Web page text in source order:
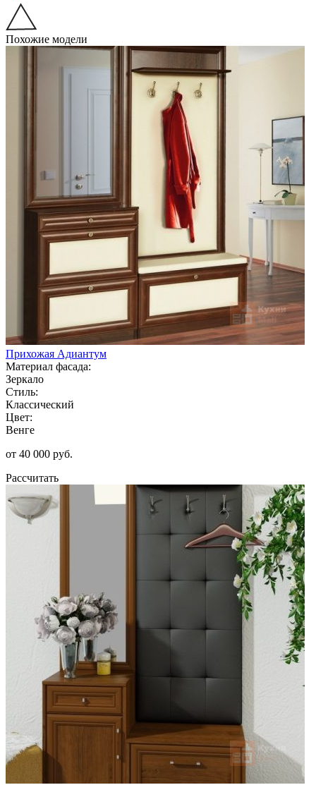
Похожие модели
Прихожая Адиантум
Материал фасада:
Зеркало
Стиль:
Классический
Цвет:
Венге
от 40 000 руб.
Рассчитать